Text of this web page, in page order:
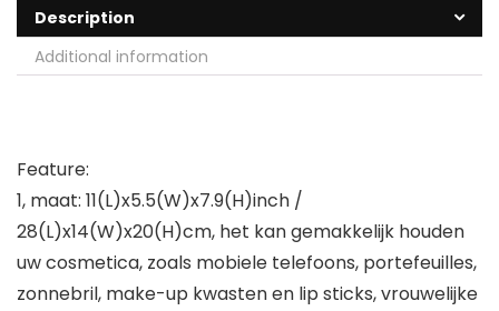
Description
Additional information
Feature:
1, maat: 11(L)x5.5(W)x7.9(H)inch /
28(L)x14(W)x20(H)cm, het kan gemakkelijk houden
uw cosmetica, zoals mobiele telefoons, portefeuilles,
zonnebril, make-up kwasten en lip sticks, vrouwelijke